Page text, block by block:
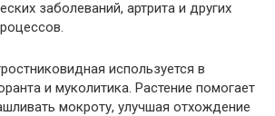
заболеваний, артрита и других
используется в
и муколитика. Растение помогает
мокроту, улучшая отхождение